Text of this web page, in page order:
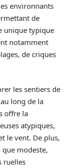
environnants
de
unique typique
notamment
de criques
les sentiers de
long de la
offre la
atypiques,
le vent. De plus,
modeste,
ruelles